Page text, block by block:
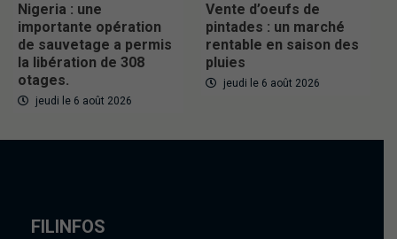
Nigeria : une
importante opération
de sauvetage a permis
la libération de 308
otages.
jeudi le 6 août 2026
Vente d’oeufs de
pintades : un marché
rentable en saison des
pluies
jeudi le 6 août 2026
FILINFOS